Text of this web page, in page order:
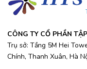
CÔNG TY CỔ PHẦN
Trụ sở: Tầng 5M Hei
Chính, Thanh Xuân, Hà